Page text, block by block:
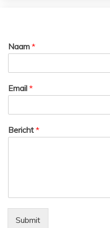
Naam *
Email *
Bericht *
Submit